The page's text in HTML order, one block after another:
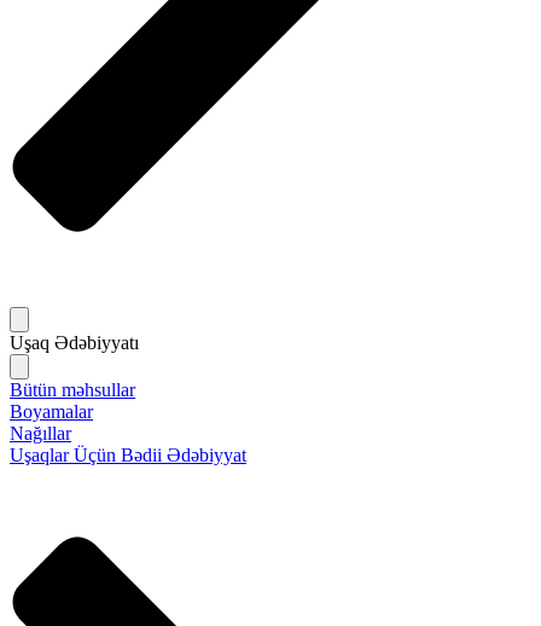
Uşaq Ədəbiyyatı
Bütün məhsullar
Boyamalar
Nağıllar
Uşaqlar Üçün Bədii Ədəbiyyat